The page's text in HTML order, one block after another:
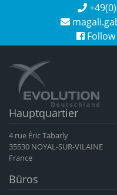
Hauptquartier
4 rue Éric Tabarly
35530 NOYAL-SUR-VILAINE
France
Büros